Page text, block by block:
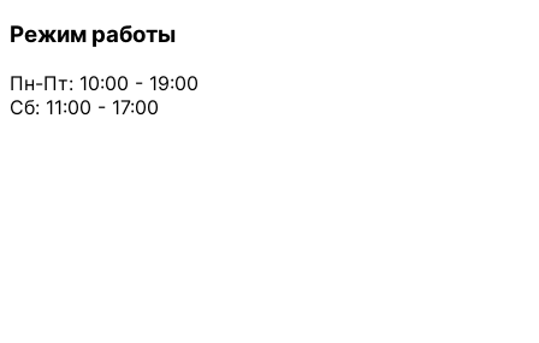
Режим работы
Пн-Пт: 10:00 - 19:00
Сб: 11:00 - 17:00